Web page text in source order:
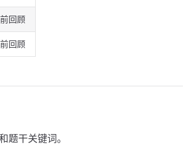
回顾
回顾
题干关键词。